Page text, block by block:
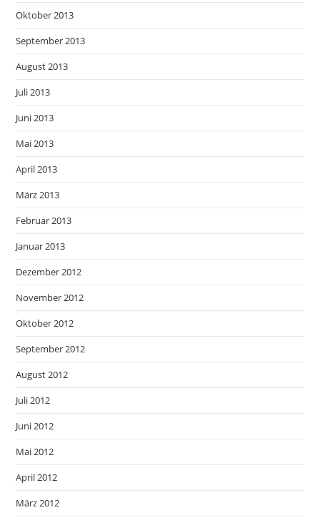
Oktober 2013
September 2013
August 2013
Juli 2013
Juni 2013
Mai 2013
April 2013
März 2013
Februar 2013
Januar 2013
Dezember 2012
November 2012
Oktober 2012
September 2012
August 2012
Juli 2012
Juni 2012
Mai 2012
April 2012
März 2012